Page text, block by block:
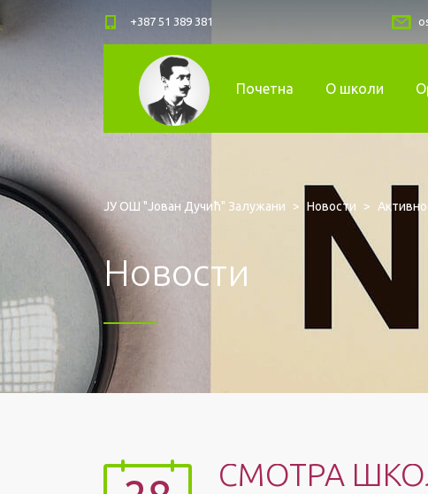
+387 51 389 381
Почетна О школи
ЈУ ОШ "Јован Дучић" Залужани > Новости >
Новости
СМОТРА